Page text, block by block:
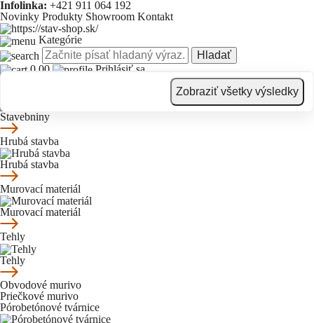
Infolinka: +421 911 064 192
Novinky Produkty Showroom Kontakt
Kategórie
Hladať
Zobraziť všetky výsledky
0.00
Prihlásiť sa
Kontakt
Stavebniny
Hrubá stavba
Hrubá stavba
Murovací materiál
Murovací materiál
Tehly
Tehly
Obvodové murivo
Priečkové murivo
Pórobetónové tvárnice